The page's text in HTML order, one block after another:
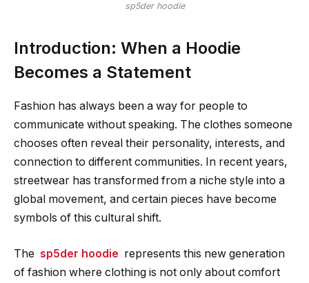
sp5der hoodie
Introduction: When a Hoodie
Becomes a Statement
Fashion has always been a way for people to
communicate without speaking. The clothes someone
chooses often reveal their personality, interests, and
connection to different communities. In recent years,
streetwear has transformed from a niche style into a
global movement, and certain pieces have become
symbols of this cultural shift.
The sp5der hoodie represents this new generation
of fashion where clothing is not only about comfort